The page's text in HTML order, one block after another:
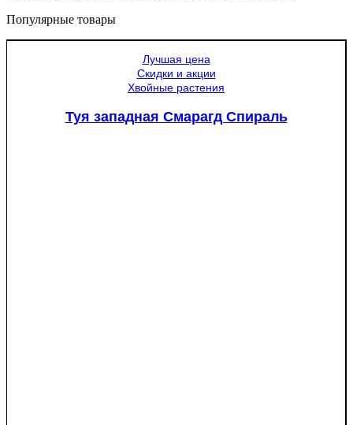
Популярные товары
Лучшая цена
Скидки и акции
Хвойные растения
Туя западная Смарагд Спираль